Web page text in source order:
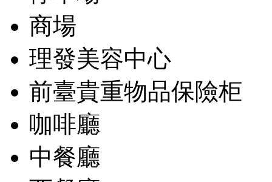
商場
理發美容中心
前臺貴重物品保險柜
咖啡廳
中餐廳